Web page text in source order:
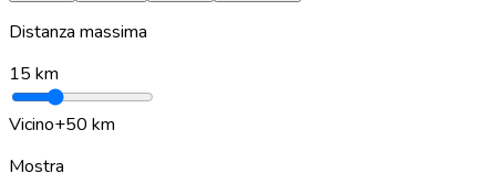
Distanza massima
15 km
Vicino+50 km
Mostra